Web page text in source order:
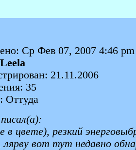
Ср Фев 07, 2007 4:46 pm
21.11.2006
35
Оттуда
в цвете), резкий
лярву вот тут недавно